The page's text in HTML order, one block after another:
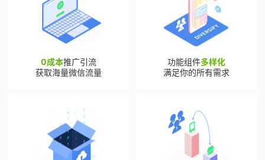
0成本推广引流
获取海量微信流量
功能组件多样化
满足你的所有需求